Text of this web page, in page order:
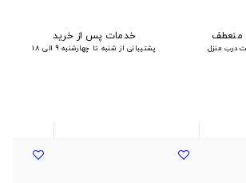
منعطف
درب منزل
خدمات پس از خرید
پشتیبانی از شنبه تا چهارشنبه 9 الی 18